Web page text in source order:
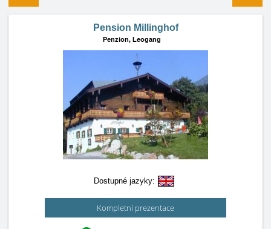
Pension Millinghof
Penzion, Leogang
Dostupné jazyky:
Kompletní prezentace